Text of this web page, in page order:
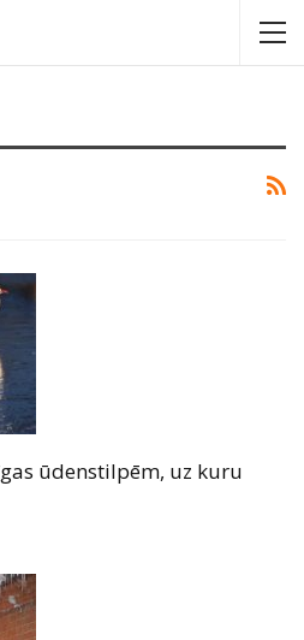
ūdenstilpēm, uz kuru